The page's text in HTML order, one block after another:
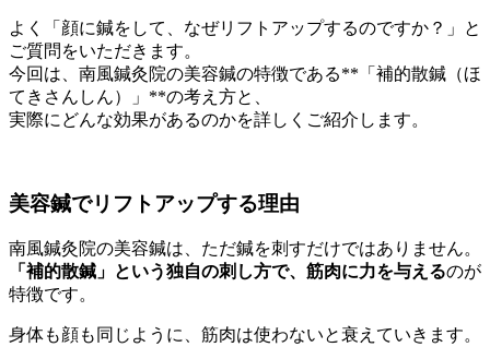
よく「顔に鍼をして、なぜリフトアップするのですか？」と
ご質問をいただきます。
今回は、南風鍼灸院の美容鍼の特徴である**「補的散鍼（ほ
てきさんしん）」**の考え方と、
実際にどんな効果があるのかを詳しくご紹介します。
美容鍼でリフトアップする理由
南風鍼灸院の美容鍼は、ただ鍼を刺すだけではありません。
「補的散鍼」という独自の刺し方で、筋肉に力を与えるのが
特徴です。
身体も顔も同じように、筋肉は使わないと衰えていきます。